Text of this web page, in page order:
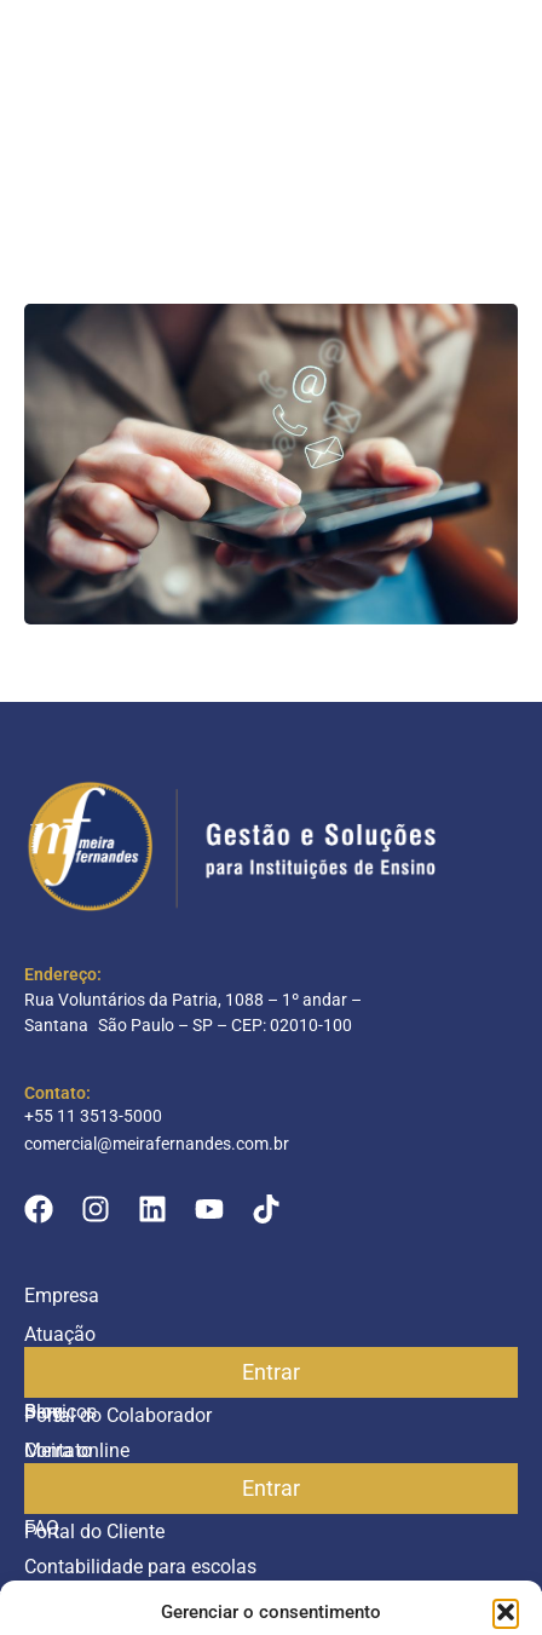
Gerenciar o consentimento
Endereço:
Rua Voluntários da Patria, 1088 – 1º andar –
Santana São Paulo – SP – CEP: 02010-100
Contato:
+55 11 3513-5000
comercial@meirafernandes.com.br
Empresa
Atuação
Blog
Contato
Portal do Colaborador
Entrar
Serviços
Meira online
FAQ
Contabilidade para escolas
Portal do Cliente
Entrar